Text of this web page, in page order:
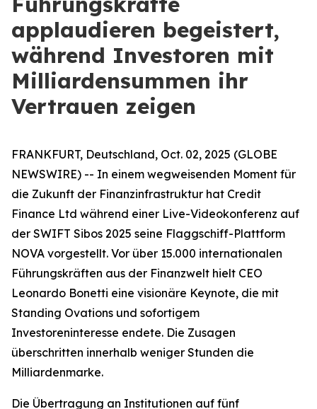
applaudieren begeistert,
während Investoren mit
Milliardensummen ihr
Vertrauen zeigen
FRANKFURT, Deutschland, Oct. 02, 2025 (GLOBE
NEWSWIRE) -- In einem wegweisenden Moment für
die Zukunft der Finanzinfrastruktur hat Credit
Finance Ltd während einer Live-Videokonferenz auf
der SWIFT Sibos 2025 seine Flaggschiff-Plattform
NOVA vorgestellt. Vor über 15.000 internationalen
Führungskräften aus der Finanzwelt hielt CEO
Leonardo Bonetti eine visionäre Keynote, die mit
Standing Ovations und sofortigem
Investoreninteresse endete. Die Zusagen
überschritten innerhalb weniger Stunden die
Milliardenmarke.
Die Übertragung an Institutionen auf fünf